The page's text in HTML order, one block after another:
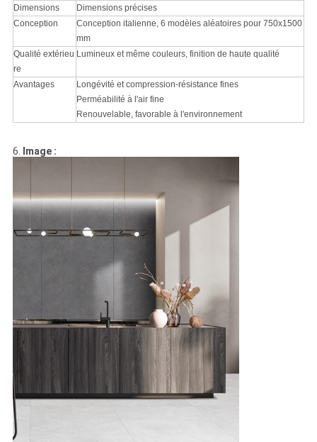
Dimensions
Dimensions précises
Conception
Conception italienne, 6 modèles aléatoires pour 750x1500
mm
Qualité extérieu
re
Lumineux et même couleurs, finition de haute qualité
Avantages
Longévité et compression-résistance fines
Perméabilité à l'air fine
Renouvelable, favorable à l'environnement
6. Image :